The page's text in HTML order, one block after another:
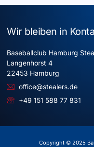
Wir bleiben in
Baseballclub Hamburg
Langenhorst 4
22453 Hamburg
office@stealers.de
+49 151 588 77 831
Copyright © 2025